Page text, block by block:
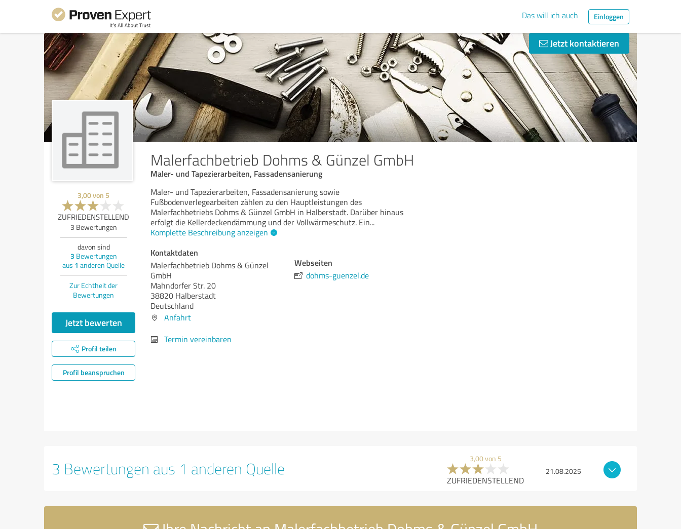
Das will ich auch Einloggen
Jetzt kontaktieren
Malerfachbetrieb Dohms & Günzel GmbH
Maler- und Tapezierarbeiten, Fassadensanierung
3,00von 5
ZUFRIEDENSTELLEND
3 Bewertungen
davon sind
3 Bewertungen
aus 1 anderen Quelle
Zur Echtheit der
Bewertungen
Jetzt bewerten
Profil teilen
Profil beanspruchen
Maler- und Tapezierarbeiten, Fassadensanierung sowie
Fußbodenverlegearbeiten zählen zu den Hauptleistungen des
Malerfachbetriebs Dohms & Günzel GmbH in Halberstadt. Darüber hinaus
erfolgt die Kellerdeckendämmung und der Vollwärmeschutz. Ein...
Komplette Beschreibung anzeigen
Kontaktdaten
Malerfachbetrieb Dohms & Günzel
GmbH
Mahndorfer Str. 20
38820 Halberstadt
Deutschland
Anfahrt
Termin vereinbaren
Webseiten
dohms-guenzel.de
3 Bewertungen aus 1 anderen Quelle 3,00 von 5
ZUFRIEDENSTELLEND
21.08.2025